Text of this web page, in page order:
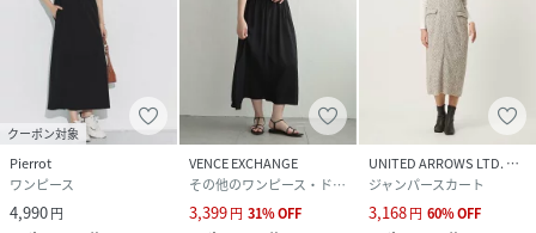
クーポン対象
Pierrot
ワンピース
4,990円
VENCE EXCHANGE
その他のワンピース・ドレス
3,399円 31%OFF
UNITED ARROWS LTD. OUTLET
ジャンパースカート
3,168円 60%OFF